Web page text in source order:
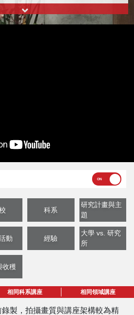
科系
研究計畫與主
題
動 經驗
大學 vs. 研究
所
收穫
相同科系講座 相同領域講座
製，拍攝畫質與講座架構較為精